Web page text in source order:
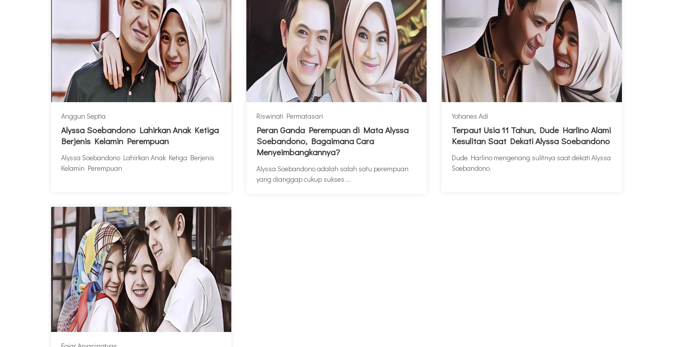
Anggun Septia
Alyssa Soebandono Lahirkan Anak Ketiga
Berjenis Kelamin Perempuan
Alyssa Soebandono Lahirkan Anak Ketiga Berjenis
Kelamin Perempuan
Riswinati Permatasari
Peran Ganda Perempuan di Mata Alyssa
Soebandono, Bagaimana Cara
Menyeimbangkannya?
Alyssa Soebandono adalah salah satu perempuan
yang dianggap cukup sukses ...
Yohanes Adi
Terpaut Usia 11 Tahun, Dude Harlino Alami
Kesulitan Saat Dekati Alyssa Soebandono
Dude Harlino mengenang sulitnya saat dekati Alyssa
Soebandono.